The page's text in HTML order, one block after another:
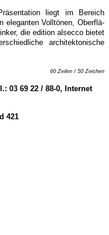
liegt im Bereich
ele­ganten Voll­tönen, Oberflä­
die editi­on alsecco bie­tet
architektoni­sche
60 Zeilen / 50 Zeichen
03 69 22 / 88-0, Internet
421